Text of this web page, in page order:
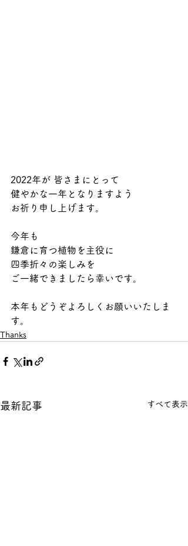
2022年が 皆さまにとって
健やかな一年となりますよう
お祈り申し上げます。
今年も
鎌倉に育つ植物を主役に
四季折々の楽しみを
ご一緒できましたら幸いです。
本年もどうぞよろしくお願いいたしま
す。
Thanks
最新記事 すべて表示